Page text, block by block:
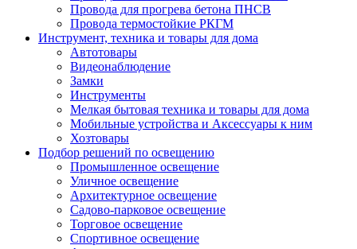
Провода для прогрева бетона ПНСВ
Провода термостойкие РКГМ
Инструмент, техника и товары для дома
Автотовары
Видеонаблюдение
Замки
Инструменты
Мелкая бытовая техника и товары для дома
Мобильные устройства и Аксессуары к ним
Хозтовары
Подбор решений по освещению
Промышленное освещение
Уличное освещение
Архитектурное освещение
Садово-парковое освещение
Торговое освещение
Спортивное освещение